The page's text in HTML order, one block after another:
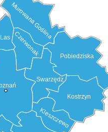
Pobiedziska
Swarzędz
Kostrzyn
Kleszczewo
Czerwonak
Murowana Goślina